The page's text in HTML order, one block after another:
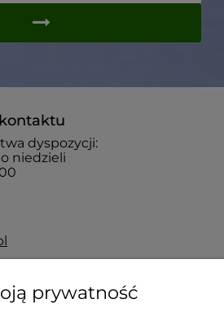
dyspozycji:
niedzieli
prywatność